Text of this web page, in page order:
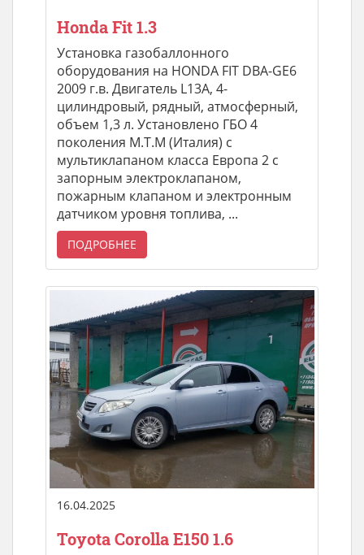
Honda Fit 1.3
Установка газобаллонного
оборудования на HONDA FIT DBA-GE6
2009 г.в. Двигатель L13A, 4-
цилиндровый, рядный, атмосферный,
объем 1,3 л. Установлено ГБО 4
поколения M.T.M (Италия) с
мультиклапаном класса Европа 2 с
запорным электроклапаном,
пожарным клапаном и электронным
датчиком уровня топлива, ...
ПОДРОБНЕЕ
16.04.2025
Toyota Corolla E150 1.6